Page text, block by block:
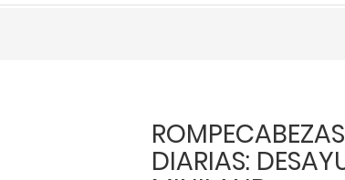
DIARIAS: